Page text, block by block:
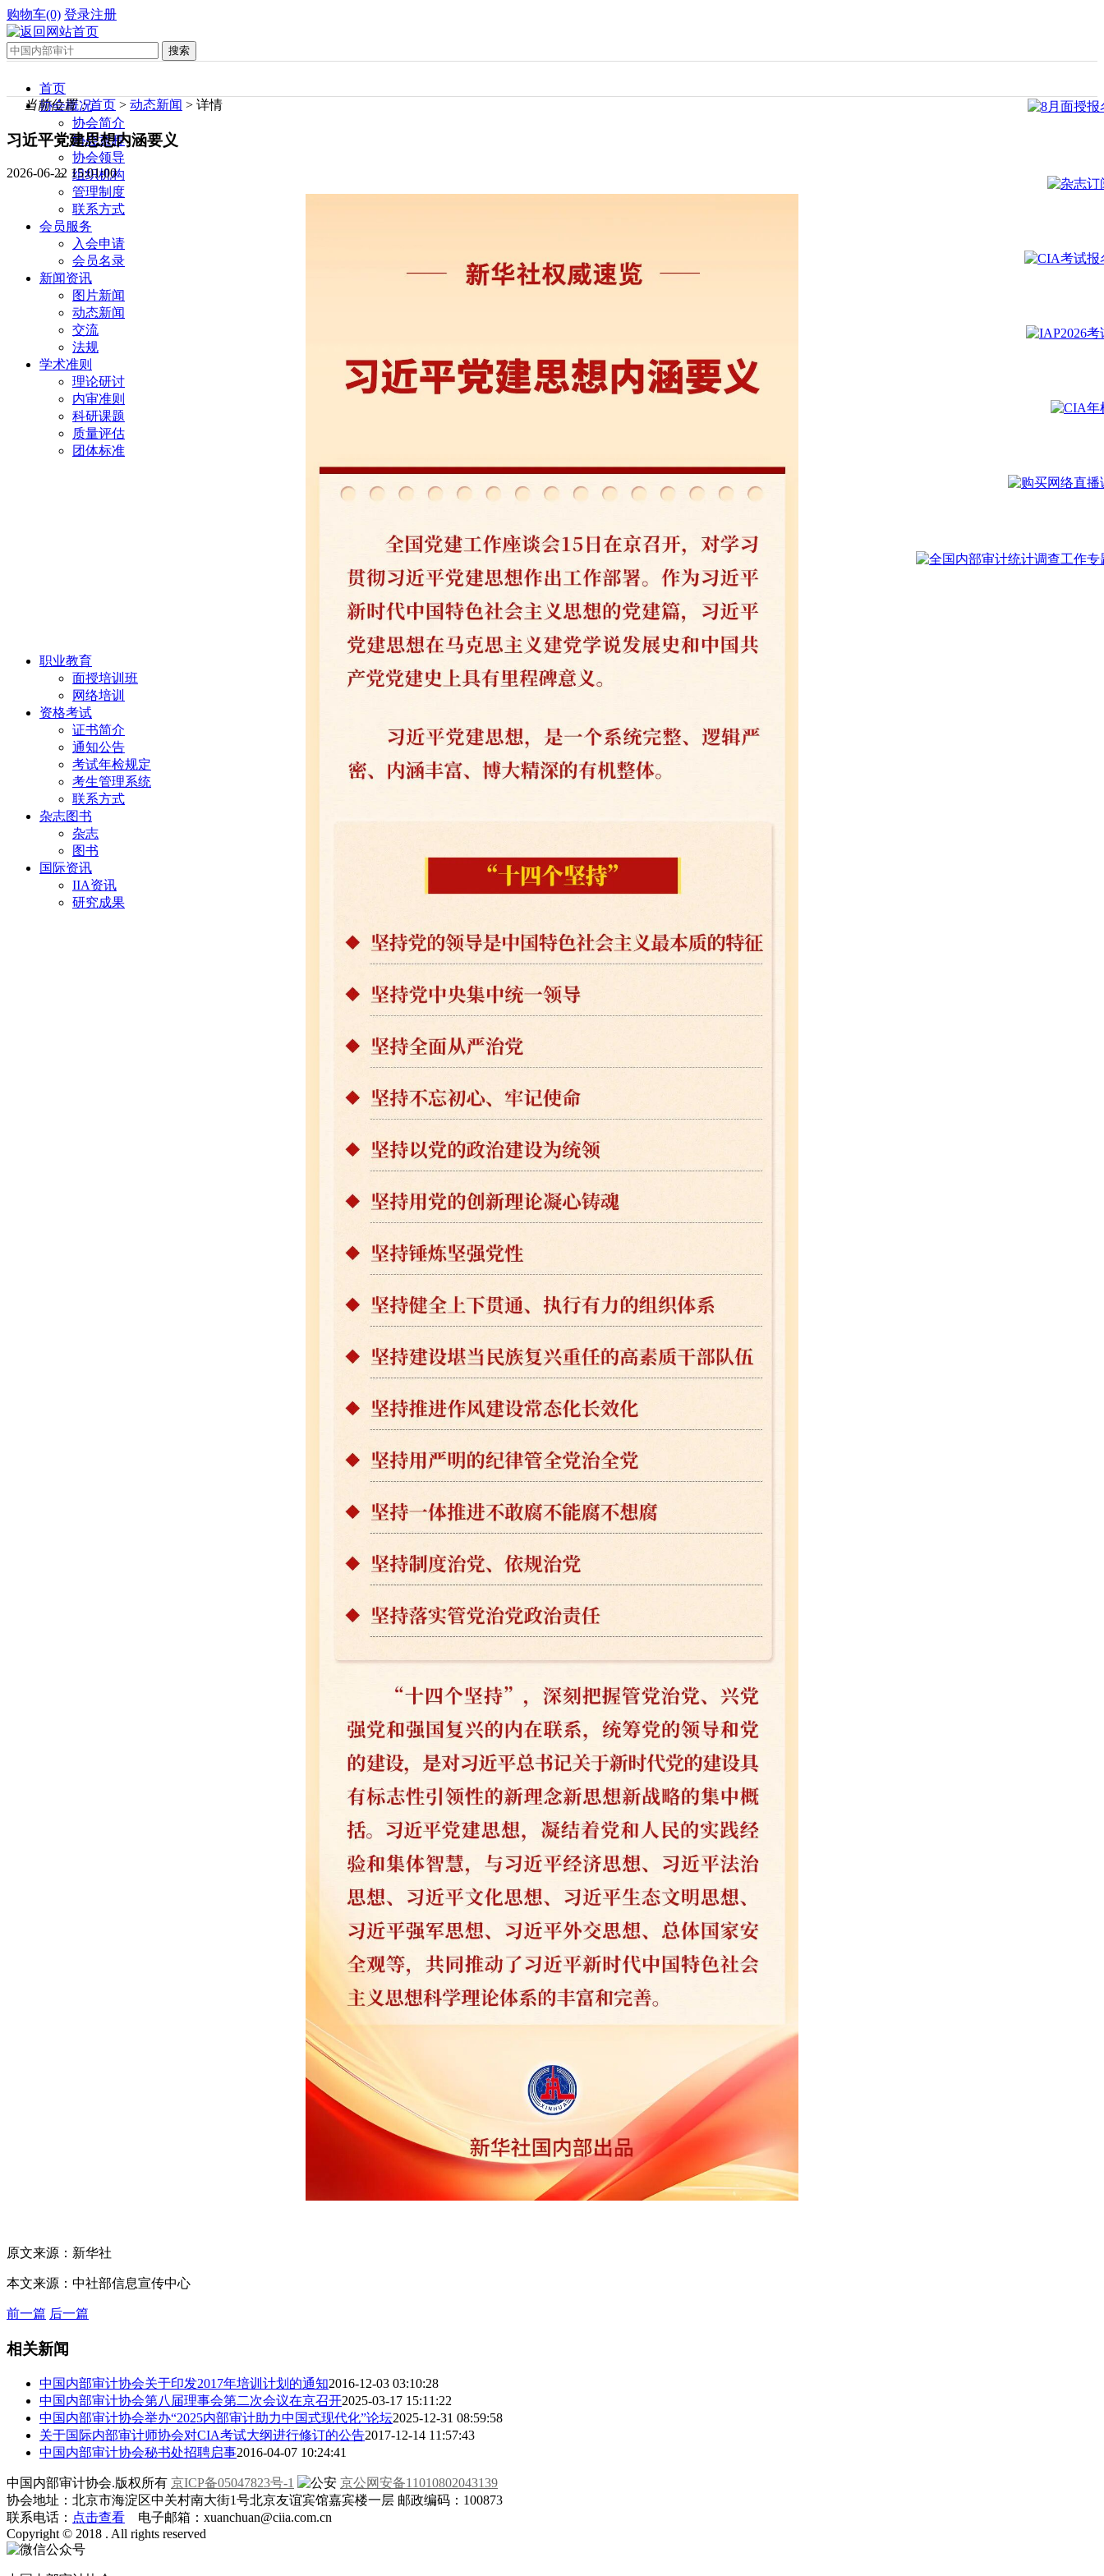
购物车(0) 登录注册
首页
协会概况
协会简介
协会章程
协会领导
组织机构
管理制度
联系方式
会员服务
入会申请
会员名录
新闻资讯
图片新闻
动态新闻
交流
法规
学术准则
理论研讨
内审准则
科研课题
质量评估
团体标准
职业教育
面授培训班
网络培训
资格考试
证书简介
通知公告
考试年检规定
考生管理系统
联系方式
杂志图书
杂志
图书
国际资讯
IIA资讯
研究成果
当前位置：首页 > 动态新闻 > 详情
习近平党建思想内涵要义
2026-06-22 15:01:00
原文来源：新华社
本文来源：中社部信息宣传中心
前一篇 后一篇
相关新闻
中国内部审计协会关于印发2017年培训计划的通知2016-12-03 03:10:28
中国内部审计协会第八届理事会第二次会议在京召开2025-03-17 15:11:22
中国内部审计协会举办“2025内部审计助力中国式现代化”论坛2025-12-31 08:59:58
关于国际内部审计师协会对CIA考试大纲进行修订的公告2017-12-14 11:57:43
中国内部审计协会秘书处招聘启事2016-04-07 10:24:41
中国内部审计协会.版权所有 京ICP备05047823号-1
京公网安备11010802043139
协会地址：北京市海淀区中关村南大街1号北京友谊宾馆嘉宾楼一层 邮政编码：100873
联系电话： 点击查看 电子邮箱：xuanchuan@ciia.com.cn
Copyright © 2018 . All rights reserved